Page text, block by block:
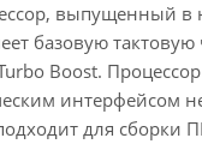
выпущенный в
базовую
Boost.
интерфейсом
для сборки